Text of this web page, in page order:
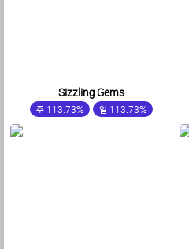
Sizzling Gems
주 113.73% 일 113.73%